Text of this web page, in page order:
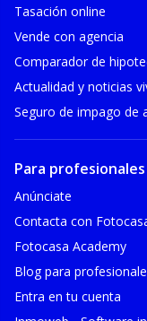
Tasación online
Vende con agencia
Comparador de
Actualidad y noticias
Seguro de impago de
Para profesionales
Anúnciate
Contacta con
Fotocasa Academy
Blog para
Entra en tu cuenta